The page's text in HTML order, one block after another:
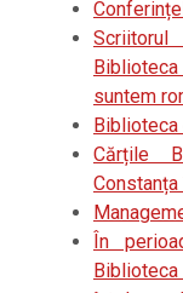
suntem
Cărțile
Constanța
În